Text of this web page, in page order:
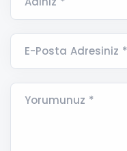
E-Posta Adresiniz *
Yorumunuz *